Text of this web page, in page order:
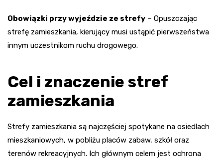
Obowiązki przy wyjeździe ze strefy – Opuszczając
strefę zamieszkania, kierujący musi ustąpić pierwszeństwa
innym uczestnikom ruchu drogowego.
Cel i znaczenie stref
zamieszkania
Strefy zamieszkania są najczęściej spotykane na osiedlach
mieszkaniowych, w pobliżu placów zabaw, szkół oraz
terenów rekreacyjnych. Ich głównym celem jest ochrona